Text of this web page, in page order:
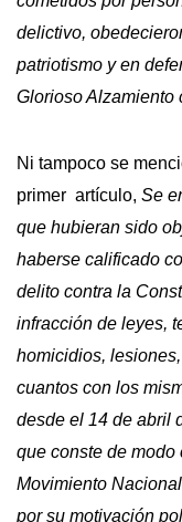
delictivo,
patriotismo y en
Glorioso
Ni tampoco se
primer artículo, Se
que hubieran sido
haberse calificado
delito contra la
infracción de leyes,
homicidios,
cuantos con los
desde el 14 de abril
que conste de
Movimiento
por su motivación